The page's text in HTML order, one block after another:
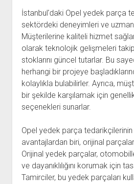
İstanbul'daki Opel yedek parça
sektördeki deneyimleri ve
Müşterilerine kaliteli hizmet
olarak teknolojik gelişmeleri
stoklarını güncel tutarlar. Bu
herhangi bir projeye
kolaylıkla bulabilirler. Ayrıca,
bir şekilde karşılamak için
seçenekleri sunarlar.
Opel yedek parça tedarikçilerinin
avantajlardan biri, orijinal
Orijinal yedek parçalar,
ve dayanıklılığını korumak için
Tamirciler, bu yedek parçaları